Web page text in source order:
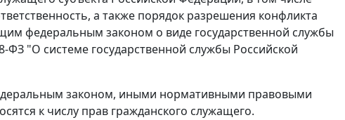
а также порядок разрешения конфликта
федеральным законом о виде государственной службы
ФЗ "О системе государственной службы Российской
законом, иными нормативными правовыми
к числу прав гражданского служащего.